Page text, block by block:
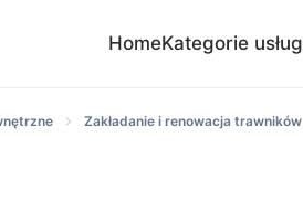
HomeKategorie usług
Zakładanie i renowacja trawników